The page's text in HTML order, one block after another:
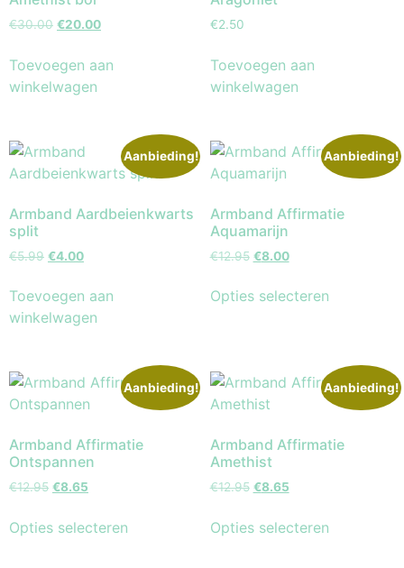
€30.00 €20.00
Toevoegen aan
winkelwagen
€2.50
Toevoegen aan
winkelwagen
Aanbieding!
Armband Aardbeienkwarts
split
€5.99 €4.00
Toevoegen aan
winkelwagen
Aanbieding!
Armband Affirmatie
Aquamarijn
€12.95 €8.00
Opties selecteren
Aanbieding!
Armband Affirmatie
Ontspannen
€12.95 €8.65
Opties selecteren
Aanbieding!
Armband Affirmatie
Amethist
€12.95 €8.65
Opties selecteren